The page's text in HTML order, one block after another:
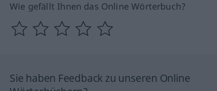
Wie gefällt Ihnen das Online Wörterbuch?
Sie haben Feedback zu unseren Online